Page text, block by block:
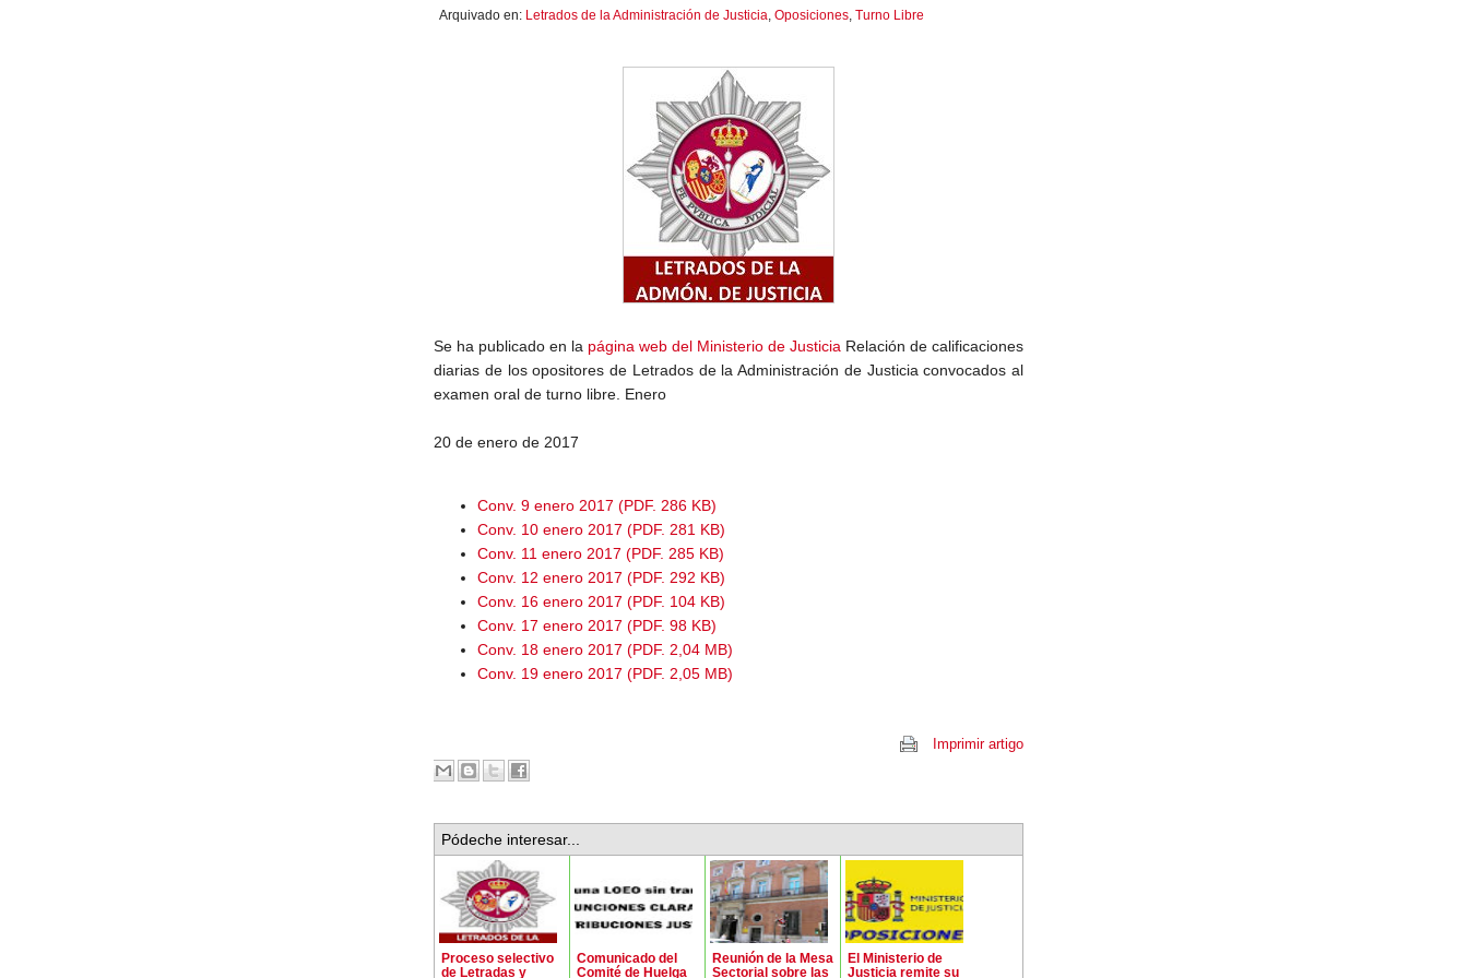
Arquivado en: Letrados de la Administración de Justicia Oposiciones Turno Libre
Se ha publicado en la página web del Ministerio de Justicia Relación de calificaciones
diarias de los opositores de Letrados de la Administración de Justicia convocados al
examen oral de turno libre. Enero
20 de enero de 2017
Conv. 9 enero 2017 (PDF. 286 KB)
Conv. 10 enero 2017 (PDF. 281 KB)
Conv. 11 enero 2017 (PDF. 285 KB)
Conv. 12 enero 2017 (PDF. 292 KB)
Conv. 16 enero 2017 (PDF. 104 KB)
Conv. 17 enero 2017 (PDF. 98 KB)
Conv. 18 enero 2017 (PDF. 2,04 MB)
Conv. 19 enero 2017 (PDF. 2,05 MB)
Imprimir artigo
Pódeche interesar...
Proceso selectivo
de Letradas y
Comunicado del
Comité de Huelga
Reunión de la Mesa
Sectorial sobre las
El Ministerio de
Justicia remite su